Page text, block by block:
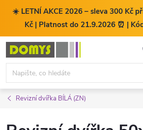
☀️ LETNÍ AKCE 2026 – sleva 300 Kč
Kč | Platnost do 21.9.2026 ⏰ |
Přejít
obsah
Revizní dvířka BÍLÁ (ZN)